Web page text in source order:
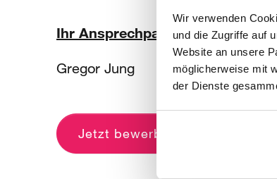
Wir verwenden
und die Zugriffe auf
Website an unsere
möglicherweise mit
der Dienste
Ihr Ansprechpartner für diese
Gregor Jung
Jetzt bewerben